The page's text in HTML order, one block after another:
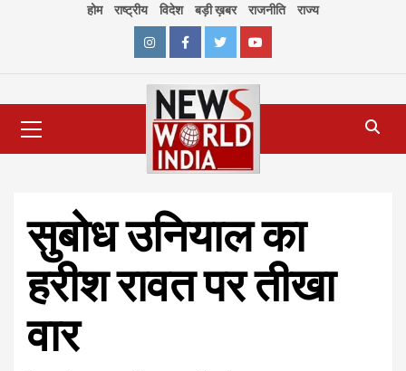
होम राष्ट्रीय विदेश बड़ी ख़बर राजनीति राज्य
InstagramFacebookTwitterYoutube
Menu
सुबोध उनियाल का
हरीश रावत पर तीखा
वार